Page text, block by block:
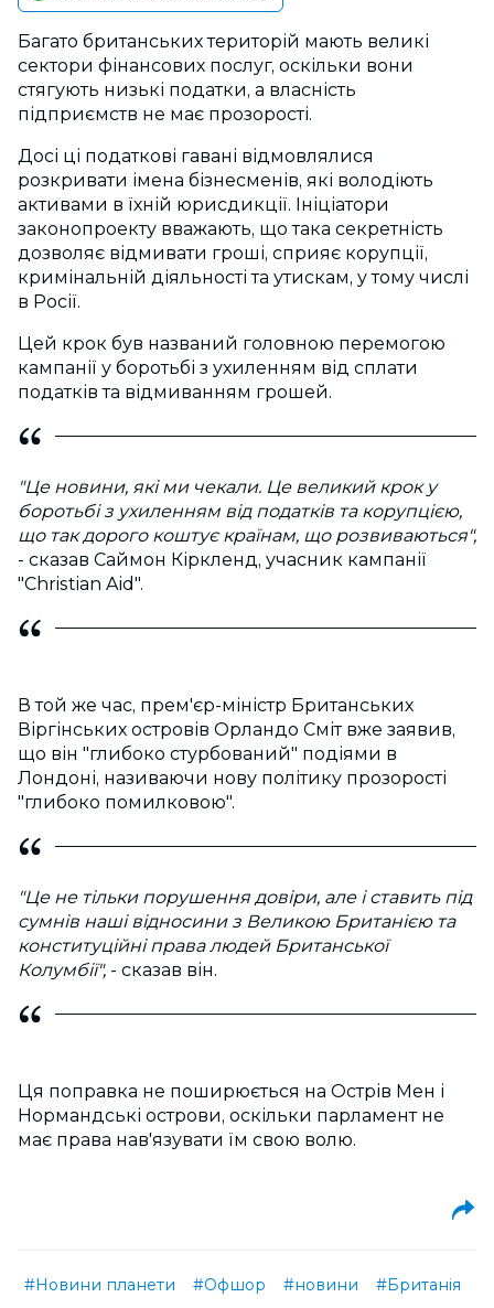
Багато британських територій мають великі
сектори фінансових послуг, оскільки вони
стягують низькі податки, а власність
підприємств не має прозорості.
Досі ці податкові гавані відмовлялися
розкривати імена бізнесменів, які володіють
активами в їхній юрисдикції. Ініціатори
законопроекту вважають, що така секретність
дозволяє відмивати гроші, сприяє корупції,
кримінальній діяльності та утискам, у тому числі
в Росії.
Цей крок був названий головною перемогою
кампанії у боротьбі з ухиленням від сплати
податків та відмиванням грошей.
"Це новини, які ми чекали. Це великий крок у
боротьбі з ухиленням від податків та корупцією,
що так дорого коштує країнам, що розвиваються",
- сказав Саймон Кіркленд, учасник кампанії
"Christian Aid".
В той же час, прем'єр-міністр Британських
Віргінських островів Орландо Сміт вже заявив,
що він "глибоко стурбований" подіями в
Лондоні, називаючи нову політику прозорості
"глибоко помилковою".
"Це не тільки порушення довіри, але і ставить під
сумнів наші відносини з Великою Британією та
конституційні права людей Британської
Колумбії", - сказав він.
Ця поправка не поширюється на Острів Мен і
Нормандські острови, оскільки парламент не
має права нав'язувати їм свою волю.
#Новини планети #Офшор #новини #Британія